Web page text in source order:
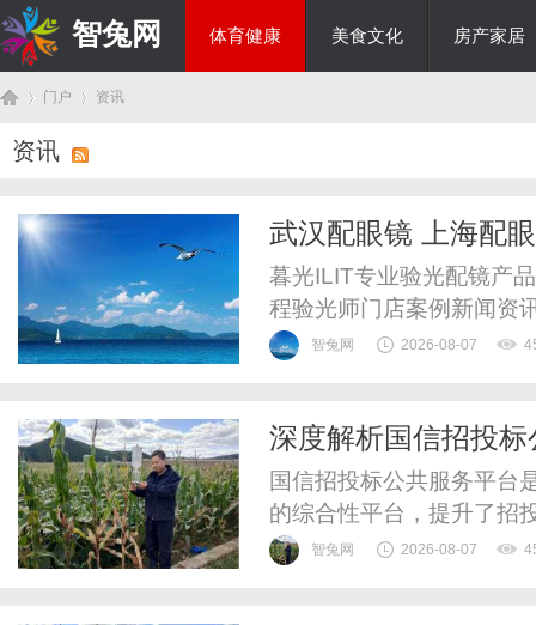
智兔网 体育健康 美食文化 房产家居
门户 资讯
资讯
武汉配眼镜 上海配
暮光ILIT专业验光配镜产
程验光师门店案例新闻资
惠，兼顾高专业度与高性
智兔网 2026-08-07
深度解析国信招投
国信招投标公共服务平台
的综合性平台，提升了招
智兔网 2026-08-07